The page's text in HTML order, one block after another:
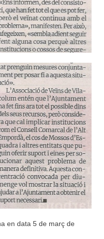
en data 5 de març de